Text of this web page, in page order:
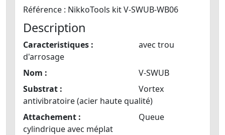
Référence : NikkoTools kit V-SWUB-WB06
Description
Caracteristiques :
avec trou
d'arrosage
Nom :
V-SWUB
Substrat :
Vortex
antivibratoire (acier haute qualité)
Attachement :
Queue
cylindrique avec méplat